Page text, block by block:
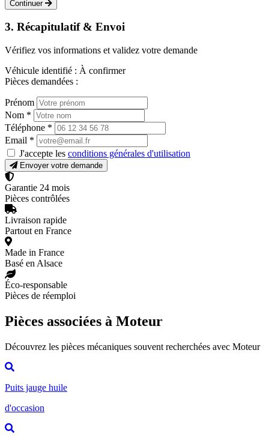
Continuer
3. Récapitulatif & Envoi
Vérifiez vos informations et validez votre demande
Véhicule identifié : À confirmer
Pièces demandées :
Prénom
Nom *
Téléphone *
Email *
J'accepte les conditions générales d'utilisation
Envoyer votre demande
Garantie 24 mois
Pièces contrôlées
Livraison rapide
Partout en France
Made in France
Basé en Alsace
Éco-responsable
Pièces de réemploi
Pièces associées à Moteur
Découvrez les pièces mécaniques souvent recherchées avec Moteur
Puits jauge huile
d'occasion